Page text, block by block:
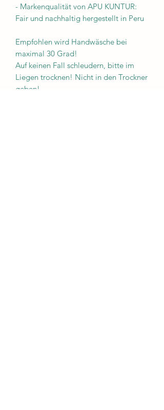
- Markenqualität von APU KUNTUR:
Fair und nachhaltig hergestellt in Peru
Empfohlen wird Handwäsche bei
maximal 30 Grad!
Auf keinen Fall schleudern, bitte im
Liegen trocknen! Nicht in den Trockner
geben!